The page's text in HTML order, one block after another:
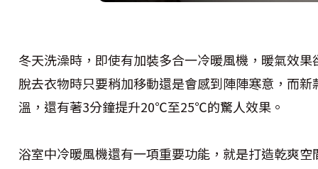
冬天洗澡時，即使有加裝多合一冷暖風機，暖氣效
脫去衣物時只要稍加移動還是會感到陣陣寒意，而
溫，還有著3分鐘提升20℃至25℃的驚人效果。
浴室中冷暖風機還有一項重要功能，就是打造乾爽